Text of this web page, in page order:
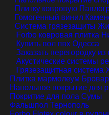
Плитку ковровую
Гомогенный винил
Система грязезащиты
Forbo ковровая плитка
Купить пол пвх Одесса
Заказать перегородку из
Акустические системы
Грязезащитная система
Плитка мармолеум
Напольное покрытие для
Покритие для пола Сумы
Фальшпол Тернополь